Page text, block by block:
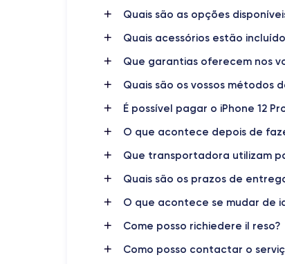
Display
RAM
Nome do processador
Apple A14 Bionic
GPU 4-Core
12 MP
Resolução de vídeo
4K - 3840x2160px
Quais são as opções
Quais acessórios estão
Que garantias oferecem nos
Quais são os vossos métodos
É possível pagar o iPhone 12
O que acontece depois de
Que transportadora utilizam
Quais são os prazos de
O que acontece se mudar de
Come posso richiedere il reso?
Como posso contactar o